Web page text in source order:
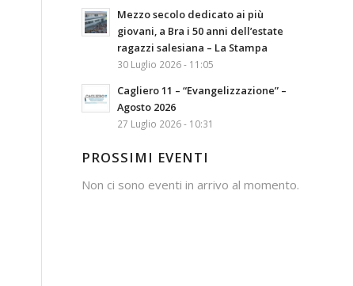
Mezzo secolo dedicato ai più
giovani, a Bra i 50 anni dell’estate
ragazzi salesiana – La Stampa
30 Luglio 2026 - 11:05
Cagliero 11 – “Evangelizzazione” –
Agosto 2026
27 Luglio 2026 - 10:31
PROSSIMI EVENTI
Non ci sono eventi in arrivo al momento.